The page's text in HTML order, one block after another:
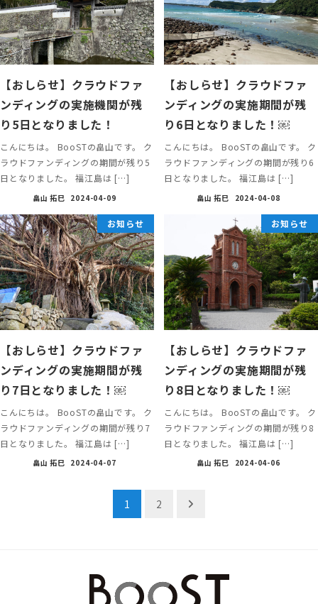
【おしらせ】クラウドファ
ンディングの実施機関が残
り5日となりました！
こんにちは。 BooSTの畠山です。 ク
ラウドファンディングの期間が残り5
日となりました。 福江島は […]
畠山 拓巳 2024-04-09
【おしらせ】クラウドファ
ンディングの実施期間が残
り6日となりました！￼
こんにちは。 BooSTの畠山です。 ク
ラウドファンディングの期間が残り6
日となりました。 福江島は […]
畠山 拓巳 2024-04-08
お知らせ
【おしらせ】クラウドファ
ンディングの実施期間が残
り7日となりました！￼
こんにちは。 BooSTの畠山です。 ク
ラウドファンディングの期間が残り7
日となりました。 福江島は […]
畠山 拓巳 2024-04-07
お知らせ
【おしらせ】クラウドファ
ンディングの実施期間が残
り8日となりました！￼
こんにちは。 BooSTの畠山です。 ク
ラウドファンディングの期間が残り8
日となりました。 福江島は […]
畠山 拓巳 2024-04-06
1 2